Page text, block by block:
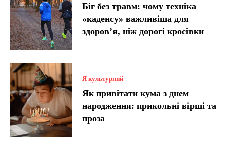
Біг без травм: чому техніка
«каденсу» важливіша для
здоров’я, ніж дорогі кросівки
Я культурний
Як привітати кума з днем
народження: прикольні вірші та
проза